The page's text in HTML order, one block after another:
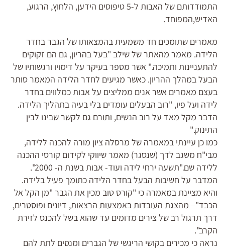
התמודדותם של האבות ל-5 טיפוסים הידען, הלחוץ, הרגוע,
האדיש,המפוחד.
מאמרים שתומכים חד משמעית בהמצאותו של הגבר בחדר
הלידה. מאמר מהאתר של שילב "בעל בהריון, גם הם זקוקים
להתעניינות ותמיכה." אשר מספר בעיקר על דימויו ורגשותיו של
הבעל במהלך ההריון. כאשר מגיעים לחדר הלידה המאמר סותר
בעצם מאמרים אשר אנים ממליצים על אבות כמלווים בחדר
לידה ועל פיו, "רוב הבעלים עומדים בלי בעיה בתהליך הלידה.
הדבר מקל מאד על רוב הנשים, ותורם גם לקשר שבינו לבין
התינוק."
כמו כן עיינתי במאמרה של מרסלה ציון מורה להכנה ללידה,
מבי"ח משגב לדך (שנסגר) מאמר שיווקי לקידום קורסי ההכנה
ללידה שם."תשעה ירחי לידה ועוד- אבות בשנת ה- 2000".
המדבר על חשיבות הבעל בחדר הלידה כתומך פעיל בלידה.
והיא מציינת במאמרה כי "קורס טוב מכין את הגבר "מן הקל אל
הכבד"– מהצגת העובדות באמצעות הרצאות, דיונים ופוסטרים,
דרך תרגול רב של צירים מדומים עד שהוא בשל להכנס לזירת
הקרב".
נראה כי מכירים בקושי הריגשי של הגברים ומנסים לתת להם